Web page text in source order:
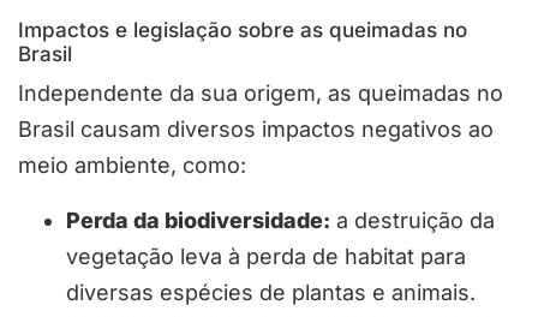
Impactos e legislação sobre as queimadas no
Brasil
Independente da sua origem, as queimadas no
Brasil causam diversos impactos negativos ao
meio ambiente, como:
Perda da biodiversidade: a destruição da
vegetação leva à perda de habitat para
diversas espécies de plantas e animais.